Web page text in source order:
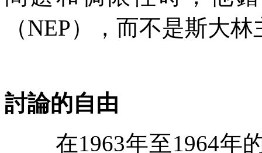
（NEP），而不是斯大
討論的自由
在1963年至1964年